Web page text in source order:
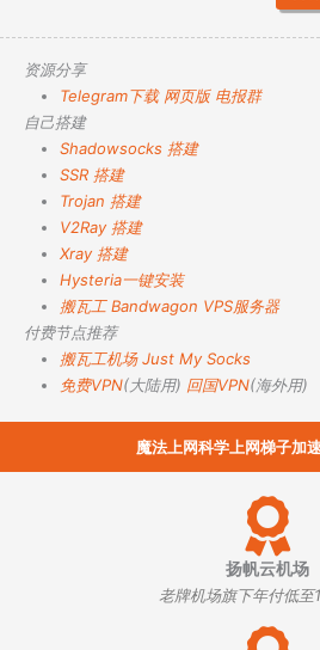
资源分享
Telegram下载 网页版 电报群
自己搭建
Shadowsocks 搭建
SSR 搭建
Trojan 搭建
V2Ray 搭建
Xray 搭建
Hysteria一键安装
搬瓦工 Bandwagon VPS服务器
付费节点推荐
搬瓦工机场 Just My Socks
免费VPN(大陆用) 回国VPN(海外用)
魔法上网科学上网梯子加
扬帆云机场
老牌机场旗下年付低至